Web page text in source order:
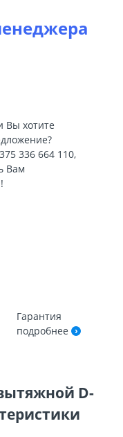
Вы хотите
336 664 110,
Вам
Гарантия
подробнее
D-